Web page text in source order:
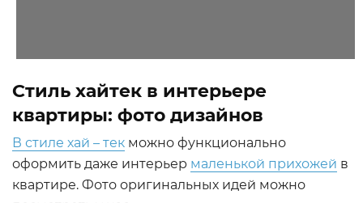
Стиль хайтек в интерьере
квартиры: фото дизайнов
В стиле хай – тек можно функционально
оформить даже интерьер маленькой прихожей в
квартире. Фото оригинальных идей можно